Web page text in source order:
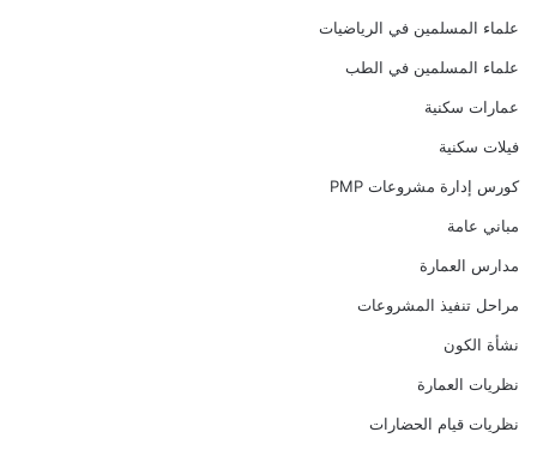
علماء المسلمين في الرياضيات
علماء المسلمين في الطب
عمارات سكنية
فيلات سكنية
كورس إدارة مشروعات PMP
مباني عامة
مدارس العمارة
مراحل تنفيذ المشروعات
نشأة الكون
نظريات العمارة
نظريات قيام الحضارات